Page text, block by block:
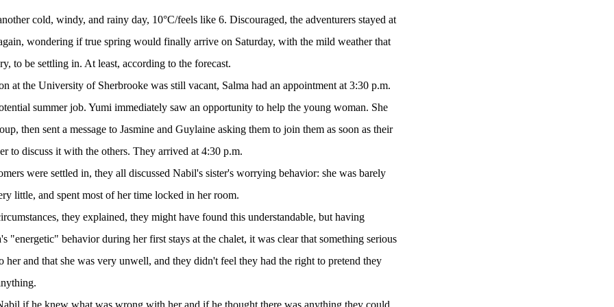
cold, windy, and rainy day, 10°C/feels like 6. Discouraged, the adventurers stayed at
wondering if true spring would finally arrive on Saturday, with the mild weather that
to be settling in. At least, according to the forecast.
at the University of Sherbrooke was still vacant, Salma had an appointment at 3:30 p.m.
summer job. Yumi immediately saw an opportunity to help the young woman. She
then sent a message to Jasmine and Guylaine asking them to join them as soon as their
to discuss it with the others. They arrived at 4:30 p.m.
were settled in, they all discussed Nabil's sister's worrying behavior: she was barely
little, and spent most of her time locked in her room.
they explained, they might have found this understandable, but having
"energetic" behavior during her first stays at the chalet, it was clear that something serious
her and that she was very unwell, and they didn't feel they had the right to pretend they
if he knew what was wrong with her and if he thought there was anything they could